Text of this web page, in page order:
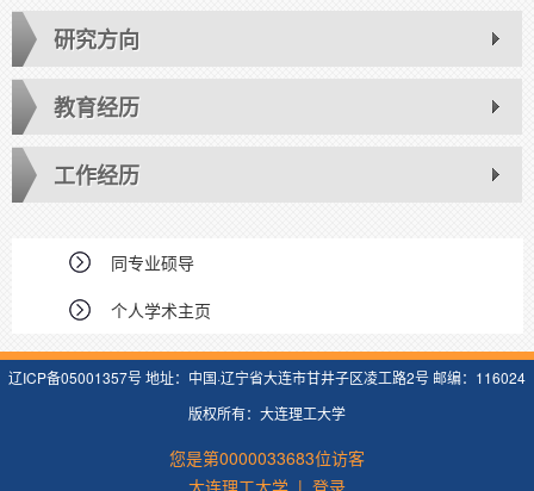
研究方向
教育经历
工作经历
同专业硕导
个人学术主页
辽ICP备05001357号 地址：中国·辽宁省大连市甘井子区凌工路2号 邮编：116024
版权所有：大连理工大学
您是第0000033683位访客
大连理工大学 | 登录